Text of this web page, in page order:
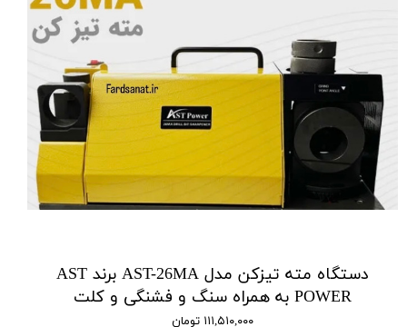
دستگاه مته تیزکن مدل AST-26MA برند AST
POWER به همراه سنگ و فشنگی و کلت
۱۱۱,۵۱۰,۰۰۰ تومان